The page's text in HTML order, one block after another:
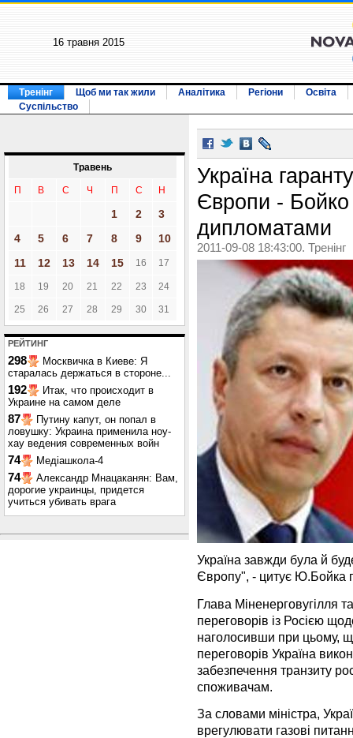
16 травня 2015
Тренінг Щоб ми так жили Аналітика Регіони
Освіта
Суспільство
Травень
П В С Ч П С Н
1 2
3
4
5 6 7 8 9
10
11
12 13 14 15 16 17
18 19 20 21 22 23 24
25 26 27 28 29 30 31
РЕЙТИНГ
298
Москвичка в Киеве: Я
старалась держаться в стороне...
192
Итак, что происходит в
Украине на самом деле
87
Путину капут, он попал в
ловушку: Украина применила ноу-
хау ведения современных войн
74 Медіашкола-4
74
Александр Мнацаканян: Вам,
дорогие украинцы, придется
учиться убивать врага
Україна
Європи - Бойко
дипломатами
2011-09-08 18:43:00. Тренінг
Україна завжди була й
Європу", - цитує Ю.Бойка
Глава Міненерговугілля
переговорів із Росією
наголосивши при цьому,
переговорів Україна
забезпечення транзиту
споживачам.
За словами міністра,
врегулювати газові